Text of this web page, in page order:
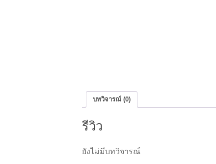
บทวิจารณ์ (0)
รีวิว
ยังไม่มีบทวิจารณ์